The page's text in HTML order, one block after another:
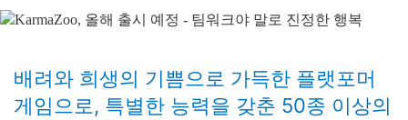
배려와 희생의 기쁨으로 가득한 플랫포머
게임으로, 특별한 능력을 갖춘 50종 이상의